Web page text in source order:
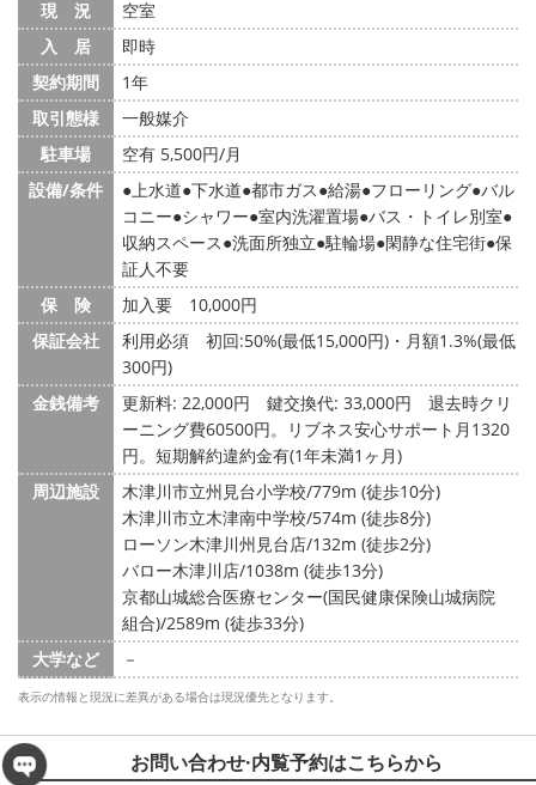
現 況
空室
入 居
即時
契約期間
1年
取引態様
一般媒介
駐車場
空有 5,500円/月
設備/条件
上水道 下水道 都市ガス 給湯 フローリング バル
コニー シャワー 室内洗濯置場 バス・トイレ別室
収納スペース 洗面所独立 駐輪場 閑静な住宅街 保
証人不要
保 険
加入要 10,000円
保証会社
利用必須 初回:50%(最低15,000円)・月額1.3%(最低
300円)
金銭備考
更新料: 22,000円 鍵交換代: 33,000円
退去時クリ
ーニング費60500円。リブネス安心サポート月1320
円。短期解約違約金有(1年未満1ヶ月)
周辺施設
木津川市立州見台小学校/779m (徒歩10分)
木津川市立木津南中学校/574m (徒歩8分)
ローソン木津川州見台店/132m (徒歩2分)
バロー木津川店/1038m (徒歩13分)
京都山城総合医療センター(国民健康保険山城病院
組合)/2589m (徒歩33分)
大学など
－
表示の情報と現況に差異がある場合は現況優先となります。
お問い合わせ·内覧予約はこちらから